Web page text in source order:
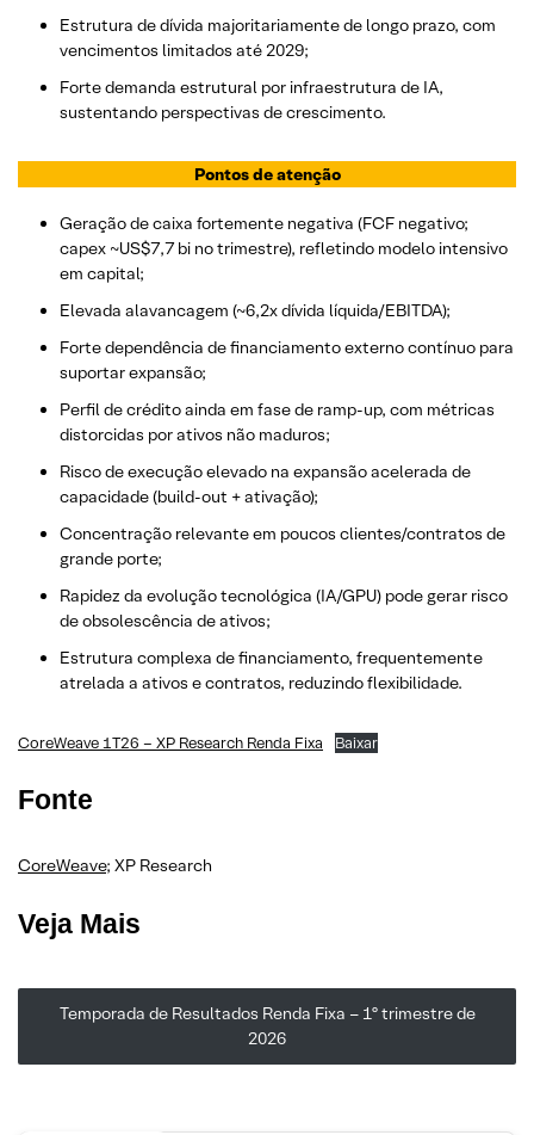
Estrutura de dívida majoritariamente de longo prazo, com
vencimentos limitados até 2029;
Forte demanda estrutural por infraestrutura de IA,
sustentando perspectivas de crescimento.
Pontos de atenção
Geração de caixa fortemente negativa (FCF negativo;
capex ~US$7,7 bi no trimestre), refletindo modelo intensivo
em capital;
Elevada alavancagem (~6,2x dívida líquida/EBITDA);
Forte dependência de financiamento externo contínuo para
suportar expansão;
Perfil de crédito ainda em fase de ramp-up, com métricas
distorcidas por ativos não maduros;
Risco de execução elevado na expansão acelerada de
capacidade (build-out + ativação);
Concentração relevante em poucos clientes/contratos de
grande porte;
Rapidez da evolução tecnológica (IA/GPU) pode gerar risco
de obsolescência de ativos;
Estrutura complexa de financiamento, frequentemente
atrelada a ativos e contratos, reduzindo flexibilidade.
CoreWeave 1T26 – XP Research Renda Fixa Baixar
Fonte
CoreWeave; XP Research
Veja Mais
Temporada de Resultados Renda Fixa – 1º trimestre de
2026